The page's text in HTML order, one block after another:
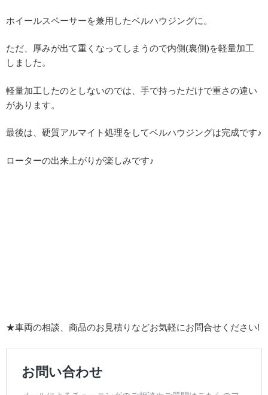
ホイールスペーサーを兼用したベルハウジングに。
ただ、厚みが出て重くなってしまうので内側(裏側)を軽量加工
しました。
軽量加工したのとしないのでは、手で持っただけで重さの違い
があります。
最後は、硬質アルマイト処理をしてベルハウジングは完成です♪
ローターの出来上がりが楽しみです♪
★車両の相談、商品のお見積りなどお気軽にお問合せください!